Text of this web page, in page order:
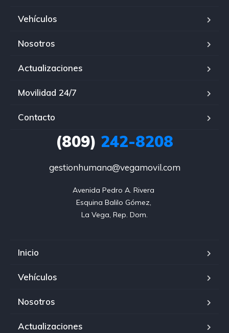
Vehículos
Nosotros
Actualizaciones
Movilidad 24/7
Contacto
(809) 242-8208
gestionhumana@vegamovil.com
Avenida Pedro A. Rivera
Esquina Balilo Gómez,
La Vega, Rep. Dom.
Inicio
Vehículos
Nosotros
Actualizaciones